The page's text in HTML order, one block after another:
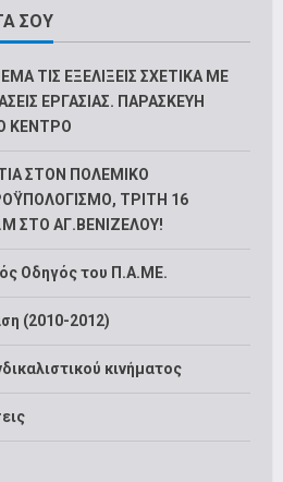
ΣΟΥ
ΤΙΣ ΕΞΕΛΙΞΕΙΣ ΣΧΕΤΙΚΑ ΜΕ
ΕΡΓΑΣΙΑΣ. ΠΑΡΑΣΚΕΥΗ
ΚΕΝΤΡΟ
ΣΤΟΝ ΠΟΛΕΜΙΚΟ
ΤΡΙΤΗ 16
ΣΤΟ ΑΓ.ΒΕΝΙΖΕΛΟΥ!
Οδηγός του Π.Α.ΜΕ.
(2010-2012)
κινήματος